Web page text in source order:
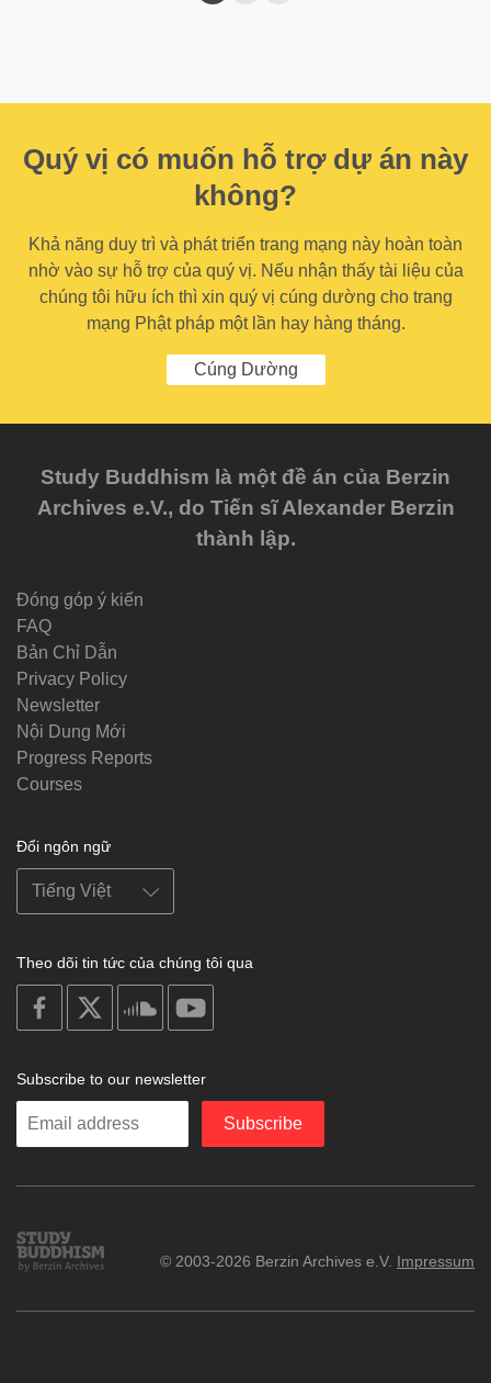
Quý vị có muốn hỗ trợ dự án này
không?
Khả năng duy trì và phát triển trang mạng này hoàn toàn
nhờ vào sự hỗ trợ của quý vị. Nếu nhận thấy tài liệu của
chúng tôi hữu ích thì xin quý vị cúng dường cho trang
mạng Phật pháp một lần hay hàng tháng.
Cúng Dường
Study Buddhism là một đề án của Berzin
Archives e.V., do Tiến sĩ Alexander Berzin
thành lập.
Đóng góp ý kiến
FAQ
Bản Chỉ Dẫn
Privacy Policy
Newsletter
Nội Dung Mới
Progress Reports
Courses
Đổi ngôn ngữ
Theo dõi tin tức của chúng tôi qua
on
facebook
soundcloud
Subscribe to our newsletter
Enter
Subscribe
Study
Buddhism
© 2003-2026 Berzin Archives e.V. Impressum